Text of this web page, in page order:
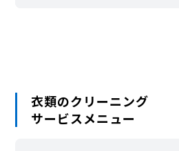
衣類のクリーニング
サービスメニュー